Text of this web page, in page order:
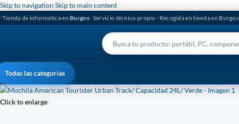
Skip to navigation Skip to main content
Tienda de informática en Burgos· Servicio técnico propio · Recogida en tienda en Burgos
Todas las categorías
Click to enlarge